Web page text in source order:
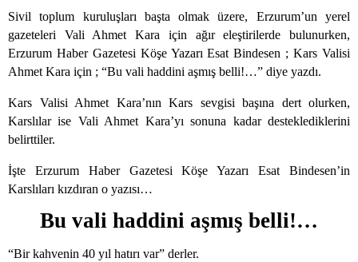
Sivil toplum kuruluşları başta olmak üzere, Erzurum’un yerel
gazeteleri Vali Ahmet Kara için ağır eleştirilerde bulunurken,
Erzurum Haber Gazetesi Köşe Yazarı Esat Bindesen ; Kars Valisi
Ahmet Kara için ; “Bu vali haddini aşmış belli!…” diye yazdı.
Kars Valisi Ahmet Kara’nın Kars sevgisi başına dert olurken,
Karslılar ise Vali Ahmet Kara’yı sonuna kadar desteklediklerini
belirttiler.
İşte Erzurum Haber Gazetesi Köşe Yazarı Esat Bindesen’in
Karslıları kızdıran o yazısı…
Bu vali haddini aşmış belli!…
“Bir kahvenin 40 yıl hatırı var” derler.